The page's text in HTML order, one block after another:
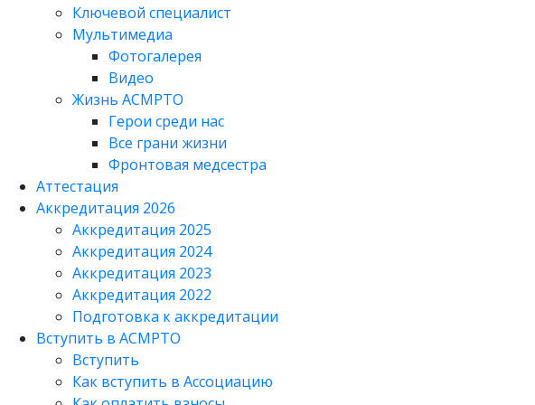
Ключевой специалист
Мультимедиа
Фотогалерея
Видео
Жизнь АСМРТО
Герои среди нас
Все грани жизни
Фронтовая медсестра
Аттестация
Аккредитация 2026
Аккредитация 2025
Аккредитация 2024
Аккредитация 2023
Аккредитация 2022
Подготовка к аккредитации
Вступить в АСМРТО
Вступить
Как вступить в Ассоциацию